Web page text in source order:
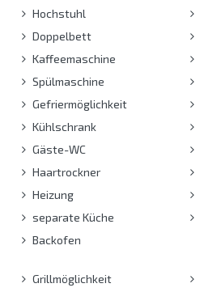
Hochstuhl
Doppelbett
Kaffeemaschine
Spülmaschine
Gefriermöglichkeit
Kühlschrank
Gäste-WC
Haartrockner
Heizung
separate Küche
Backofen
Grillmöglichkeit